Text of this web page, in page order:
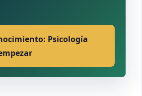
Psicología